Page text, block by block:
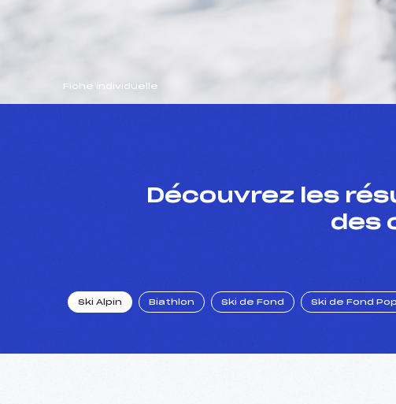
Fiche individuelle
Découvrez les
des
Ski Alpin Biathlon Ski de Fond Ski de Fond